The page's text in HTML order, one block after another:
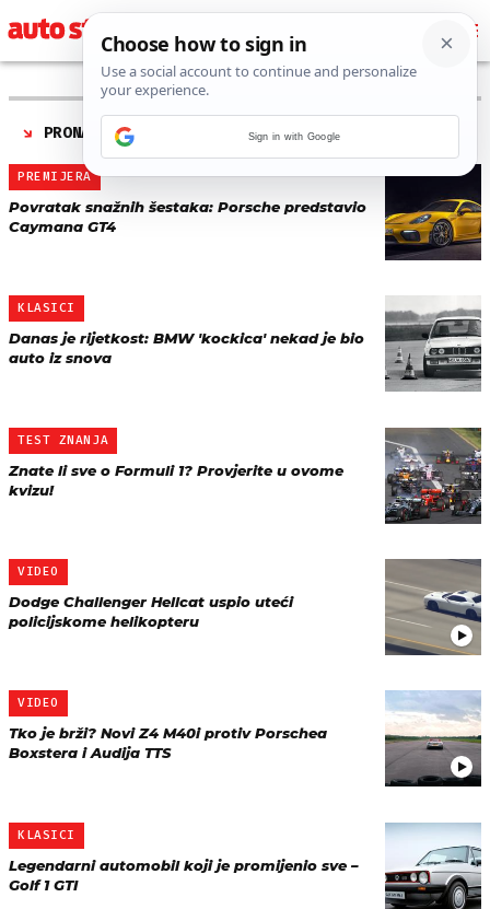
PRONAĐENO 513 REZULTATA ZA AUTORA “
PREMIJERA
Povratak snažnih šestaka: Porsche predstavio
Caymana GT4
KLASICI
Danas je rijetkost: BMW 'kockica' nekad je bio
auto iz snova
TEST ZNANJA
Znate li sve o Formuli 1? Provjerite u ovome
kvizu!
VIDEO
Dodge Challenger Hellcat uspio uteći
policijskome helikopteru
VIDEO
Tko je brži? Novi Z4 M40i protiv Porschea
Boxstera i Audija TTS
KLASICI
Legendarni automobil koji je promijenio sve –
Golf 1 GTI
Sign in with Google